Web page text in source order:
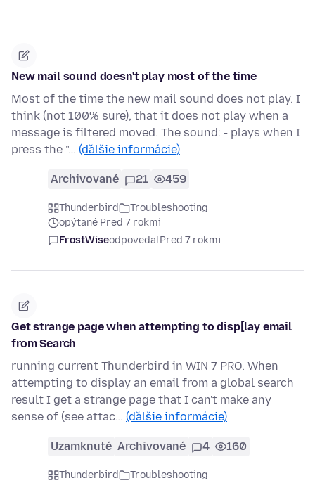
New mail sound doesn't play most of the time
Most of the time the new mail sound does not play. I
think (not 100% sure), that it does not play when a
message is filtered moved. The sound: - plays when I
press the "… (ďalšie informácie)
Archivované 21 459
Thunderbird
Troubleshooting
opýtané Pred 7 rokmi
FrostWiseodpovedalPred 7 rokmi
Get strange page when attempting to disp[lay email
from Search
running current Thunderbird in WIN 7 PRO. When
attempting to display an email from a global search
result I get a strange page that I can't make any
sense of (see attac… (ďalšie informácie)
Uzamknuté Archivované 4 160
Thunderbird
Troubleshooting